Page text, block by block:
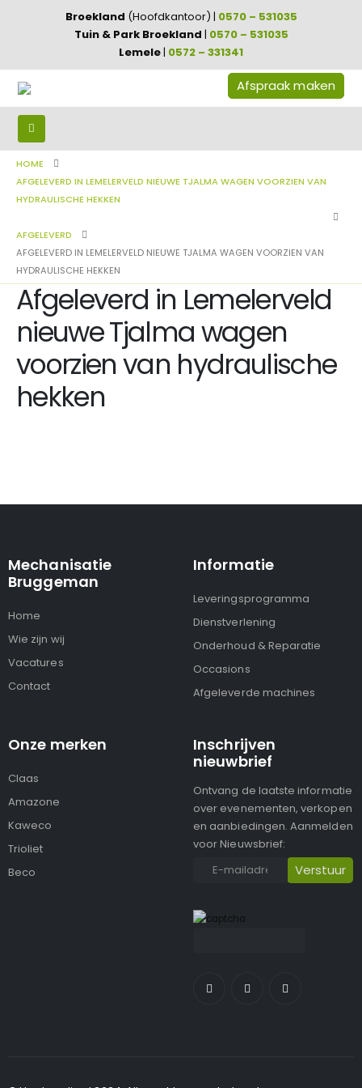
Broekland (Hoofdkantoor) | 0570 – 531035
Tuin & Park Broekland | 0570 – 531035
Lemele| 0572 – 331341
Afspraak maken
HOME
AFGELEVERD IN LEMELERVELD NIEUWE TJALMA WAGEN VOORZIEN VAN
HYDRAULISCHE HEKKEN
AFGELEVERD
AFGELEVERD IN LEMELERVELD NIEUWE TJALMA WAGEN VOORZIEN VAN
HYDRAULISCHE HEKKEN
Afgeleverd in Lemelerveld
nieuwe Tjalma wagen
voorzien van hydraulische
hekken
Mechanisatie
Bruggeman
Home
Wie zijn wij
Vacatures
Contact
Informatie
Leveringsprogramma
Dienstverlening
Onderhoud & Reparatie
Occasions
Afgeleverde machines
Onze merken
Claas
Amazone
Kaweco
Trioliet
Beco
Inschrijven
nieuwbrief
Ontvang de laatste informatie
over evenementen, verkopen
en aanbiedingen. Aanmelden
voor Nieuwsbrief: